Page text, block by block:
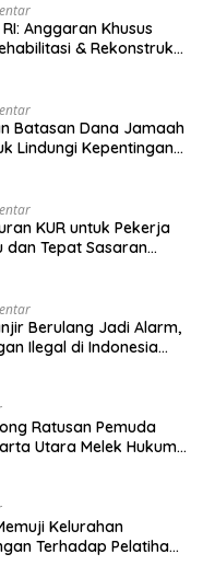
Anggaran Khusus
& Rekonstruksi
Batasan Dana Jamaah
Lindungi Kepentingan
KUR untuk Pekerja
dan Tepat Sasaran
Berulang Jadi Alarm,
Ilegal di Indonesia
Ratusan Pemuda
Utara Melek Hukum
Kelurahan
Terhadap Pelatihan